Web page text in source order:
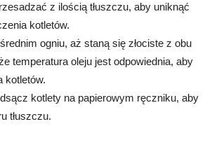
z ilością tłuszczu, aby uniknąć
kotletów.
ogniu, aż staną się złociste z obu
temperatura oleju jest odpowiednia, aby
kotletów.
kotlety na papierowym ręczniku, aby
tłuszczu.